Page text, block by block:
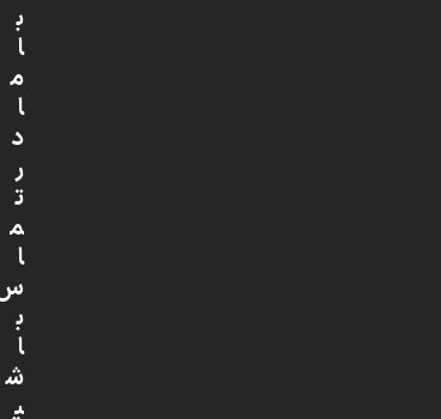
ب
ا
م
ا
د
ر
ت
م
ا
ب
ا
ش
ی